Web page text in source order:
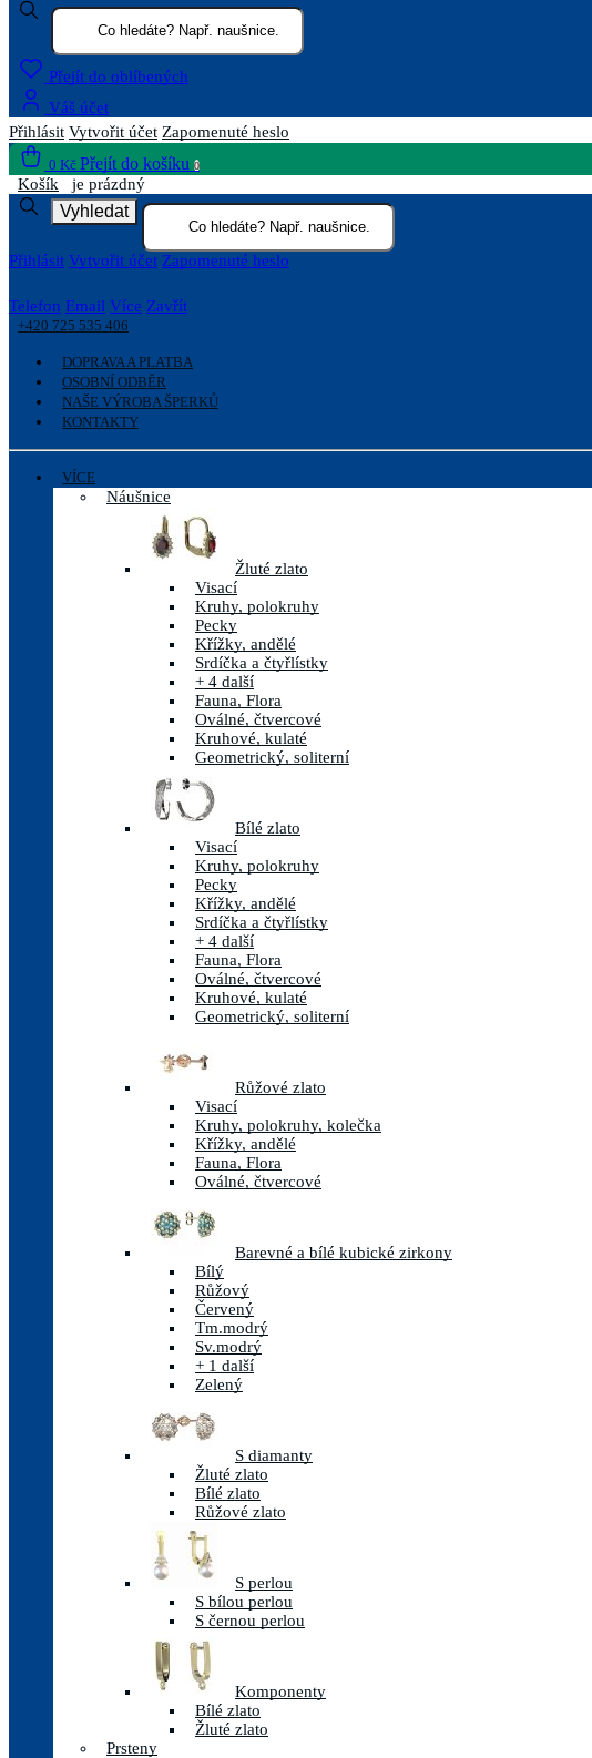
Přejít do oblíbených
Váš účet
Přihlásit Vytvořit účet Zapomenuté heslo
0 Kč Přejít do košíku 0
Košík je prázdný
Vyhledat
Přihlásit Vytvořit účet Zapomenuté heslo
Telefon Email Více Zavřít
+420 725 535 406
DOPRAVA A PLATBA
OSOBNÍ ODBĚR
NAŠE VÝROBA ŠPERKŮ
KONTAKTY
VÍCE
Náušnice
Žluté zlato
Visací
Kruhy, polokruhy
Pecky
Křížky, andělé
Srdíčka a čtyřlístky
+ 4 další
Fauna, Flora
Oválné, čtvercové
Kruhové, kulaté
Geometrický, soliterní
Bílé zlato
Visací
Kruhy, polokruhy
Pecky
Křížky, andělé
Srdíčka a čtyřlístky
+ 4 další
Fauna, Flora
Oválné, čtvercové
Kruhové, kulaté
Geometrický, soliterní
Růžové zlato
Visací
Kruhy, polokruhy, kolečka
Křížky, andělé
Fauna, Flora
Oválné, čtvercové
Barevné a bílé kubické zirkony
Bílý
Růžový
Červený
Tm.modrý
Sv.modrý
+ 1 další
Zelený
S diamanty
Žluté zlato
Bílé zlato
Růžové zlato
S perlou
S bílou perlou
S černou perlou
Komponenty
Bílé zlato
Žluté zlato
Prsteny